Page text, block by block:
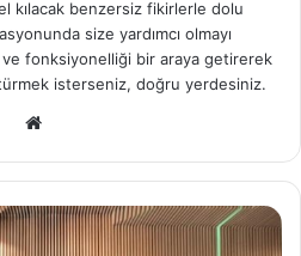
kılacak benzersiz fikirlerle dolu
size yardımcı olmayı
fonksiyonelliği bir araya getirerek
isterseniz, doğru yerdesiniz.
sit
esi